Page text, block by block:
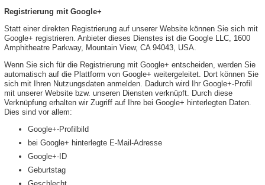
Registrierung mit Google+
Statt einer direkten Registrierung auf unserer Website können Sie sich mit
Google+ registrieren. Anbieter dieses Dienstes ist die Google LLC, 1600
Amphitheatre Parkway, Mountain View, CA 94043, USA.
Wenn Sie sich für die Registrierung mit Google+ entscheiden, werden Sie
automatisch auf die Plattform von Google+ weitergeleitet. Dort können Sie
sich mit Ihren Nutzungsdaten anmelden. Dadurch wird Ihr Google+-Profil
mit unserer Website bzw. unseren Diensten verknüpft. Durch diese
Verknüpfung erhalten wir Zugriff auf Ihre bei Google+ hinterlegten Daten.
Dies sind vor allem:
Google+-Profilbild
bei Google+ hinterlegte E-Mail-Adresse
Google+-ID
Geburtstag